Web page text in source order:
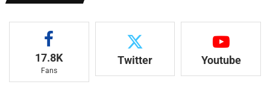
17.8K
Fans
Twitter Youtube